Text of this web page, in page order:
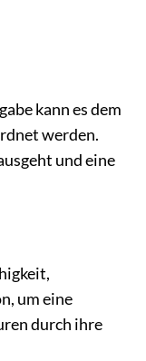
kann es dem
werden.
und eine
um eine
durch ihre